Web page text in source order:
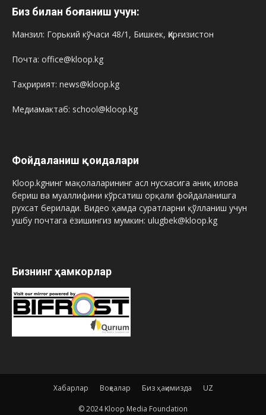
Биз билан боғланиш учун:
Манзил: Горький кўчаси 48/1, Бишкек, Қирғизистон
Почта: office@kloop.kg
Таҳририят: news@kloop.kg
Медиамактаб: school@kloop.kg
Фойдаланиш қоидалари
Kloop.kgнинг мақолаларининг асл нусхасига аниқ илова
бериш ва муаллифини кўрсатиш орқали фойдаланишга
рухсат берилади. Видео ҳамда суратларни қўлланиш учун
ушбу почтага ёзишингиз мумкин: ulugbek@kloop.kg
Бизнинг ҳамкорлар
Хабарлар Воқеалар Биз ҳақимизда UZ
© 2024 Kloop Media Foundation